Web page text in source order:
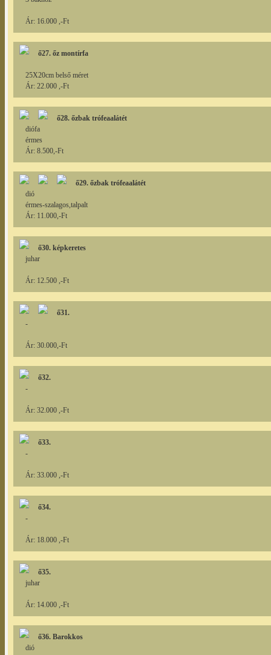
Ár: 16.000 ,-Ft
ő27. őz montírfa
25X20cm belső méret
Ár: 22.000 ,-Ft
ő28. őzbak trófeaalátét
diófa
érmes
Ár: 8.500,-Ft
ő29. őzbak trófeaalátét
dió
érmes-szalagos,talpalt
Ár: 11.000,-Ft
ő30. képkeretes
juhar
Ár: 12.500 ,-Ft
ő31.
-
Ár: 30.000,-Ft
ő32.
-
Ár: 32.000 ,-Ft
ő33.
-
Ár: 33.000 ,-Ft
ő34.
-
Ár: 18.000 ,-Ft
ő35.
juhar
Ár: 14.000 ,-Ft
ő36. Barokkos
dió